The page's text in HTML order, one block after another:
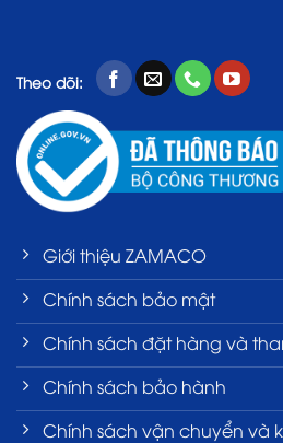
Theo dõi:
Giới thiệu ZAMACO
Chính sách bảo mật
Chính sách đặt hàng và
Chính sách bảo hành
Chính sách vận chuyển và